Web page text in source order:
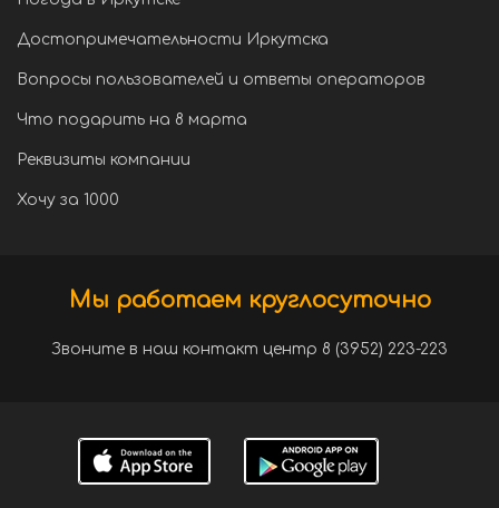
Достопримечательности Иркутска
Вопросы пользователей и ответы операторов
Что подарить на 8 марта
Реквизиты компании
Хочу за 1000
Мы работаем круглосуточно
Звоните в наш контакт центр 8 (3952) 223-223